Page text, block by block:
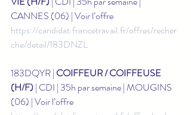
CANNES (06) | Voir l’offre
https://candidat.francetravail.fr/offres/recher
che/detail/183DNZL
183DQYR | COIFFEUR / COIFFEUSE
(H/F) | CDI | 35h par semaine | MOUGINS
(06) | Voir l’offre